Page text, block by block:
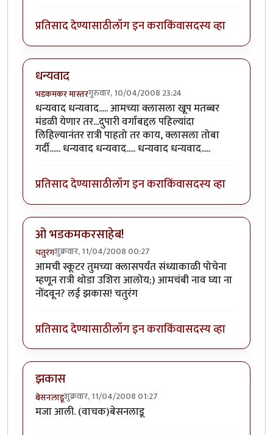
प्रतिसाद देण्यासाठीलॉग इन कराकिंवासदस्य व्हा
धन्यवाद
भडकमकर मास्तरगुरुवार, 10/04/2008 23:24
धन्यवाद धन्यवाद..... आमच्या क्लासला खूप मतब्बर
मंडळी येणार तर...दुपारी वर्गाबद्दल पहिल्यांदा
लिहिल्यानंतर रात्री पाहतो तर काय, क्लासला तोबा
गर्दी...... धन्यवाद धन्यवाद..... धन्यवाद धन्यवाद.....
प्रतिसाद देण्यासाठीलॉग इन कराकिंवासदस्य व्हा
ओ भडकमकरसाहेब!
चतुरंगशुक्रवार, 11/04/2008 00:27
आमची स्कूटर तुमच्या क्लासपर्यंत संध्याकाळी पोचेना
म्हणून रात्री थोडा उशिरा आलोय;) आमचंबी नाव घ्या ना
नोंदवून? लई झकास! चतुरंग
प्रतिसाद देण्यासाठीलॉग इन कराकिंवासदस्य व्हा
झकास
बेसनलाडूशुक्रवार, 11/04/2008 01:27
मजा आली. (वाचक)बेसनलाडू